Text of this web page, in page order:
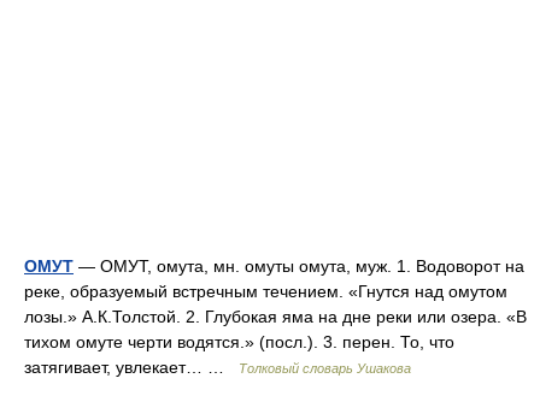
ОМУТ — ОМУТ, омута, мн. омуты омута, муж. 1. Водоворот на
реке, образуемый встречным течением. «Гнутся над омутом
лозы.» А.К.Толстой. 2. Глубокая яма на дне реки или озера. «В
тихом омуте черти водятся.» (посл.). 3. перен. То, что
затягивает, увлекает… …
Толковый словарь Ушакова